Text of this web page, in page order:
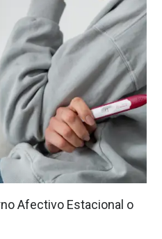
Afectivo Estacional o